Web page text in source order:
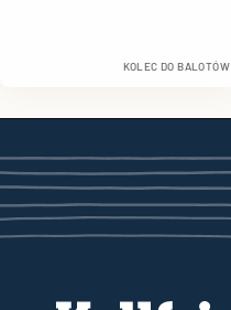
KOLEC DO BALOTÓW